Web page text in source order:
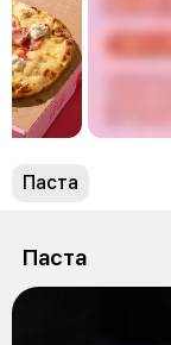
Паста
Паста